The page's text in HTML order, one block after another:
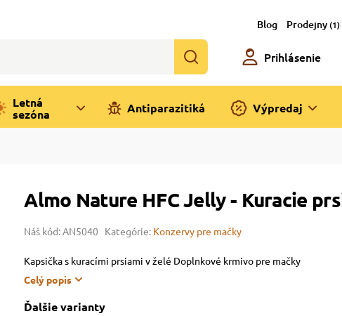
Blog Prodejny (1)
Prihlásenie
Letná
sezóna
Antiparazitiká Výpredaj
Almo Nature HFC Jelly - Kuracie
Náš kód: AN5040 Kategórie: Konzervy pre mačky
Kapsička s kuracími prsiami v želé Doplnkové krmivo pre mačky
Celý popis
Ďalšie varianty